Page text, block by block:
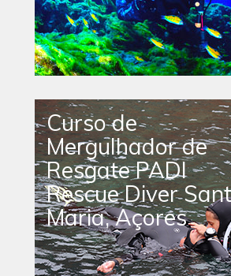
Curso de
Mergulhador de
Resgate PADI
Rescue Diver
Maria, Açores